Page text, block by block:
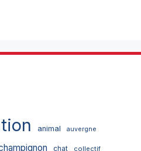
animal auvergne
chat collectif